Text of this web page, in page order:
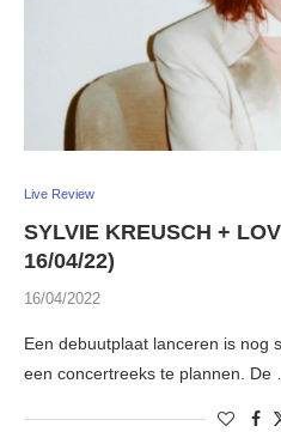
Live Review
SYLVIE KREUSCH +
16/04/22)
16/04/2022
Een debuutplaat lanceren is nog
een concertreeks te plannen. De